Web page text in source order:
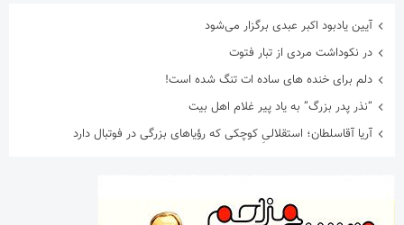
آیین یادبود اکبر عبدی برگزار می‌شود
در نکوداشت مردی از تبار فتوت
دلم برای خنده های ساده ات تنگ شده است!
“نذر پدر بزرگ” به یاد پیر غلام اهل بیت
آریا آقاسلطان؛ استقلالیِ کوچکی که رؤیاهای بزرگی در فوتبال دارد